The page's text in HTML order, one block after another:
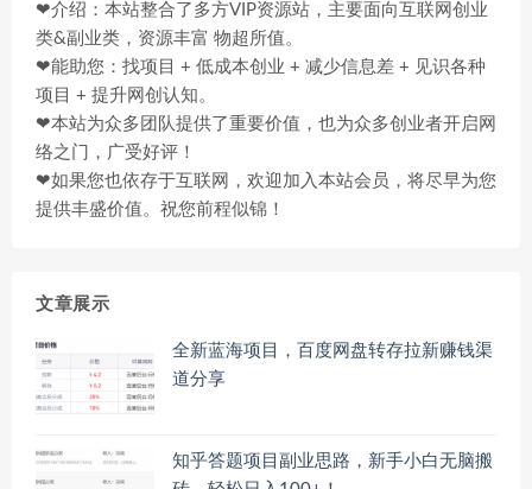
❤介绍：本站整合了多方VIP资源站，主要面向互联网创业
类&副业类，资源丰富 物超所值。
❤能助您：找项目 + 低成本创业 + 减少信息差 + 见识各种
项目 + 提升网创认知。
❤本站为众多团队提供了重要价值，也为众多创业者开启网
络之门，广受好评！
❤如果您也依存于互联网，欢迎加入本站会员，将尽早为您
提供丰盛价值。祝您前程似锦！
文章展示
全新蓝海项目，百度网盘转存拉新赚钱渠
道分享
知乎答题项目副业思路，新手小白无脑搬